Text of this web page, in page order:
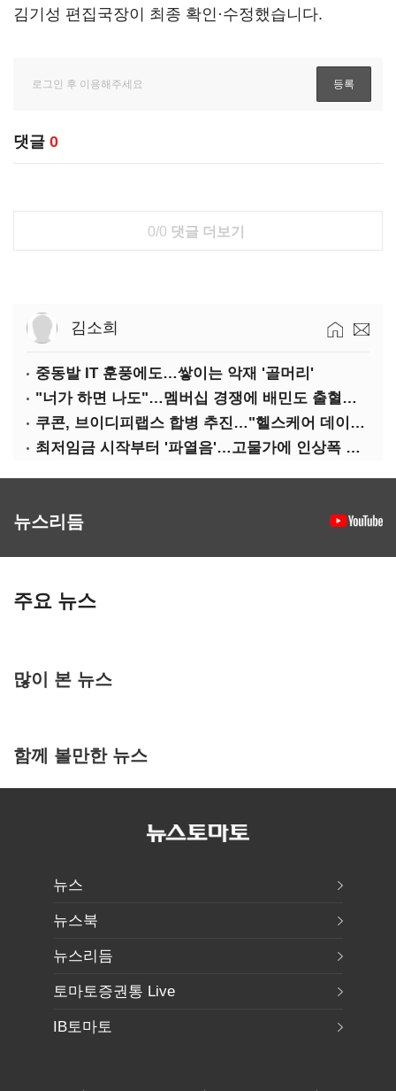
김기성 편집국장이 최종 확인·수정했습니다.
댓글 0
0/0 댓글 더보기
김소희
중동발 IT 훈풍에도…쌓이는 악재 '골머리'
"너가 하면 나도"…멤버십 경쟁에 배민도 출혈경쟁
쿠콘, 브이디피랩스 합병 추진…"헬스케어 데이터 플랫폼 확대"
최저임금 시작부터 '파열음'…고물가에 인상폭 갈등
뉴스리듬
주요 뉴스
많이 본 뉴스
함께 볼만한 뉴스
뉴스
뉴스북
뉴스리듬
토마토증권통 Live
IB토마토